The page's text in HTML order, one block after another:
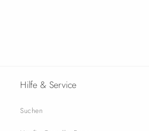
Hilfe & Service
Suchen